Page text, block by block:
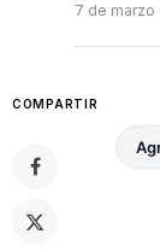
7 de marzo
COMPARTIR